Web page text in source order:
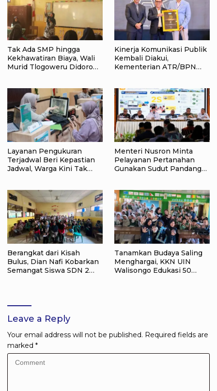
Tak Ada SMP hingga
Kekhawatiran Biaya, Wali
Murid Tlogoweru Didorong
Kinerja Komunikasi Publik
Kembali Diakui,
Kementerian ATR/BPN
Layanan Pengukuran
Terjadwal Beri Kepastian
Jadwal, Warga Kini Tak
Menteri Nusron Minta
Pelayanan Pertanahan
Gunakan Sudut Pandang
Berangkat dari Kisah
Bulus, Dian Nafi Kobarkan
Semangat Siswa SDN 2
Tanamkan Budaya Saling
Menghargai, KKN UIN
Walisongo Edukasi 50
Leave a Reply
Your email address will not be published. Required fields are
marked *